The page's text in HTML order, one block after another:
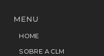
MENU
HOME
SOBRE A CLM